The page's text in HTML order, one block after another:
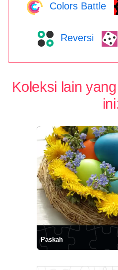
Colors Battle
Reversi
Koleksi lain
Paskah